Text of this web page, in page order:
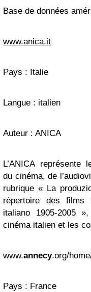
Base de données
www.anica.it
Pays : Italie
Langue : italien
Auteur : ANICA
L’ANICA représente
du cinéma, de
rubrique « La
répertoire des
italiano 1905-2005
cinéma italien et les
www.annecy.org/
Pays : France